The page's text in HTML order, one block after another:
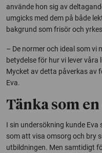
använde hon sig av
umgicks med dem på både
bakgrund som frisör och
– De normer och ideal som vi
betydelse för hur vi lever våra
Mycket av detta påverkas av
Eva.
Tänka som
I sin undersökning kunde
som att visa omsorg och bry
utbildningen. Men samtidigt